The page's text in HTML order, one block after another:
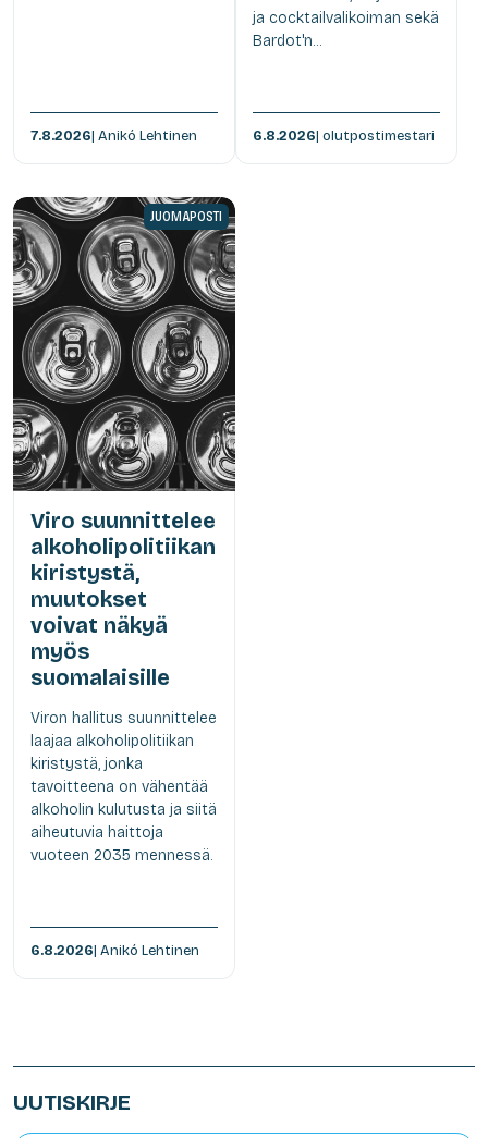
7.8.2026| Anikó Lehtinen
ja cocktailvalikoiman sekä
Bardot'n...
6.8.2026| olutpostimestari
JUOMAPOSTI
Viro suunnittelee
alkoholipolitiikan
kiristystä,
muutokset
voivat näkyä
myös
suomalaisille
Viron hallitus suunnittelee
laajaa alkoholipolitiikan
kiristystä, jonka
tavoitteena on vähentää
alkoholin kulutusta ja siitä
aiheutuvia haittoja
vuoteen 2035 mennessä.
6.8.2026| Anikó Lehtinen
UUTISKIRJE